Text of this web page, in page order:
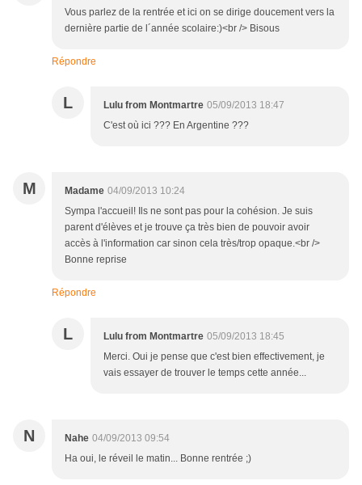
Vous parlez de la rentrée et ici on se dirige doucement vers la
dernière partie de l´année scolaire:)<br /> Bisous
Répondre
L Lulu from Montmartre 05/09/2013 18:47
C'est où ici ??? En Argentine ???
M Madame 04/09/2013 10:24
Sympa l'accueil! Ils ne sont pas pour la cohésion. Je suis
parent d'élèves et je trouve ça très bien de pouvoir avoir
accès à l'information car sinon cela très/trop opaque.<br />
Bonne reprise
Répondre
L Lulu from Montmartre 05/09/2013 18:45
Merci. Oui je pense que c'est bien effectivement, je
vais essayer de trouver le temps cette année...
N Nahe 04/09/2013 09:54
Ha oui, le réveil le matin... Bonne rentrée ;)